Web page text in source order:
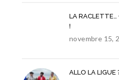
LA RACLETTE…
!
novembre 15,
ALLO LA LIGUE